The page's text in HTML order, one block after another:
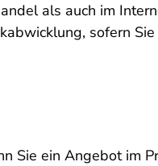
als auch im
sofern
Sie ein Angebot im